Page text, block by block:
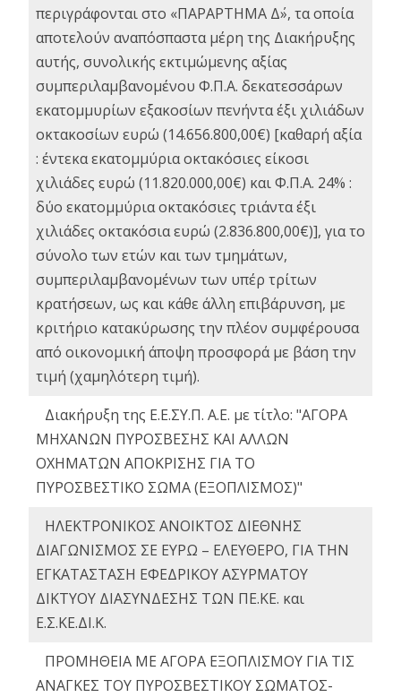
περιγράφονται στο «ΠΑΡΑΡΤΗΜΑ Δ΄», τα οποία
αποτελούν αναπόσπαστα μέρη της Διακήρυξης
αυτής, συνολικής εκτιμώμενης αξίας
συμπεριλαμβανομένου Φ.Π.Α. δεκατεσσάρων
εκατομμυρίων εξακοσίων πενήντα έξι χιλιάδων
οκτακοσίων ευρώ (14.656.800,00€) [καθαρή αξία
: έντεκα εκατομμύρια οκτακόσιες είκοσι
χιλιάδες ευρώ (11.820.000,00€) και Φ.Π.Α. 24% :
δύο εκατομμύρια οκτακόσιες τριάντα έξι
χιλιάδες οκτακόσια ευρώ (2.836.800,00€)], για το
σύνολο των ετών και των τμημάτων,
συμπεριλαμβανομένων των υπέρ τρίτων
κρατήσεων, ως και κάθε άλλη επιβάρυνση, με
κριτήριο κατακύρωσης την πλέον συμφέρουσα
από οικονομική άποψη προσφορά με βάση την
τιμή (χαμηλότερη τιμή).
Διακήρυξη της Ε.Ε.ΣΥ.Π. Α.Ε. με τίτλο: "ΑΓΟΡΑ
ΜΗΧΑΝΩΝ ΠΥΡΟΣΒΕΣΗΣ ΚΑΙ ΑΛΛΩΝ
ΟΧΗΜΑΤΩΝ ΑΠΟΚΡΙΣΗΣ ΓΙΑ ΤΟ
ΠΥΡΟΣΒΕΣΤΙΚΟ ΣΩΜΑ (ΕΞΟΠΛΙΣΜΟΣ)"
ΗΛΕΚΤΡΟΝΙΚΟΣ ΑΝΟΙΚΤΟΣ ΔΙΕΘΝΗΣ
ΔΙΑΓΩΝΙΣΜΟΣ ΣΕ ΕΥΡΩ – ΕΛΕΥΘΕΡΟ, ΓΙΑ ΤΗΝ
ΕΓΚΑΤΑΣΤΑΣΗ ΕΦΕΔΡΙΚΟΥ ΑΣΥΡΜΑΤΟΥ
ΔΙΚΤΥΟΥ ΔΙΑΣΥΝΔΕΣΗΣ ΤΩΝ ΠΕ.ΚΕ. και
Ε.Σ.ΚΕ.ΔΙ.Κ.
ΠΡΟΜΗΘΕΙΑ ΜΕ ΑΓΟΡΑ ΕΞΟΠΛΙΣΜΟΥ ΓΙΑ ΤΙΣ
ΑΝΑΓΚΕΣ ΤΟΥ ΠΥΡΟΣΒΕΣΤΙΚΟΥ ΣΩΜΑΤΟΣ-